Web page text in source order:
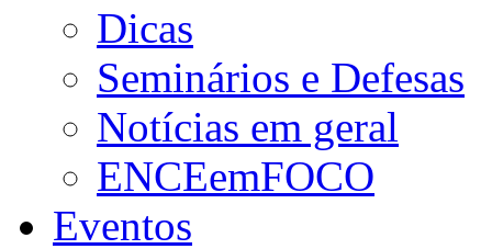
Dicas
Seminários e Defesas
Notícias em geral
ENCEemFOCO
Eventos